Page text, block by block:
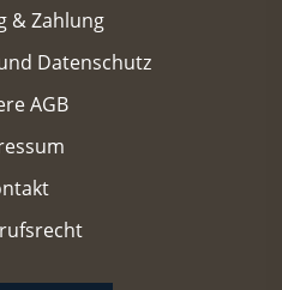
& Zahlung
Datenschutz
AGB